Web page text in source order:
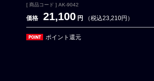
[ 商品コード ] AK-9042
価格 21,100 円 （税込23,210円）
ポイント還元